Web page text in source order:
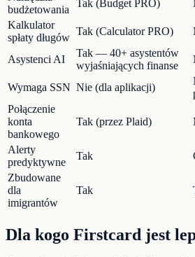
budżetowania
Tak (Budget PRO)
Kalkulator
spłaty długów
Tak (Calculator PRO)
Asystenci AI
Tak — 40+ asystentów
wyjaśniających finanse
Wymaga SSN Nie (dla aplikacji)
Połączenie
konta
bankowego
Tak (przez Plaid)
Alerty
predyktywne
Tak
Zbudowane
dla
imigrantów
Tak
Dla kogo Firstcard jest